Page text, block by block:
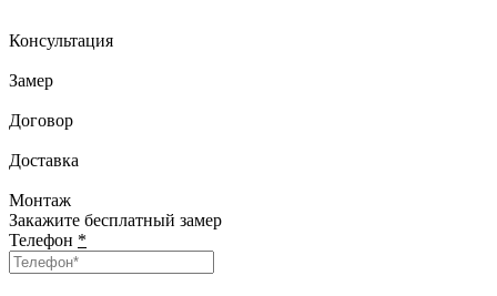
Консультация
Замер
Договор
Доставка
Монтаж
Закажите бесплатный замер
Телефон *